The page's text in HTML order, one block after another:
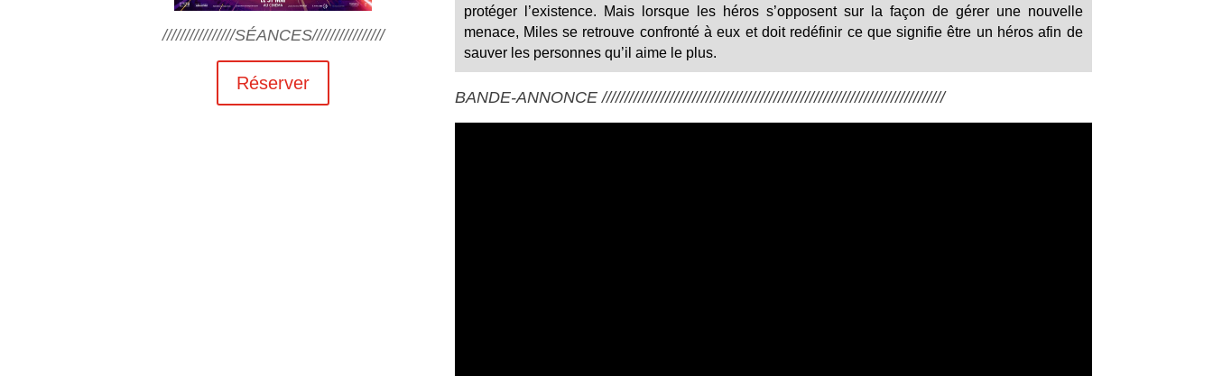
////////////////SÉANCES////////////////
Réserver
protéger l’existence. Mais lorsque les héros s’opposent sur la façon de gérer une nouvelle
menace, Miles se retrouve confronté à eux et doit redéfinir ce que signifie être un héros afin de
sauver les personnes qu’il aime le plus.
BANDE-ANNONCE ////////////////////////////////////////////////////////////////////////////